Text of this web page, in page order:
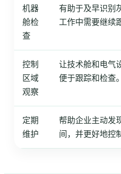
机器
舱检
查
有助于及早识别
工作中需要继续
控制
区域
观察
让技术舱和电气
便于跟踪和检查。
定期
维护
帮助企业主动发
间，并更好地控